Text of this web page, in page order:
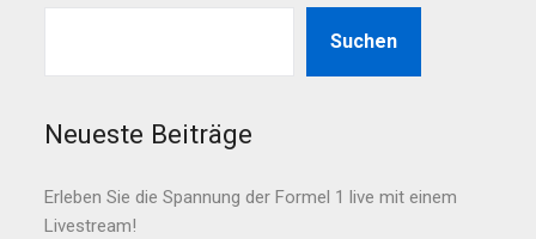
Suchen
Neueste Beiträge
Erleben Sie die Spannung der Formel 1 live mit einem
Livestream!